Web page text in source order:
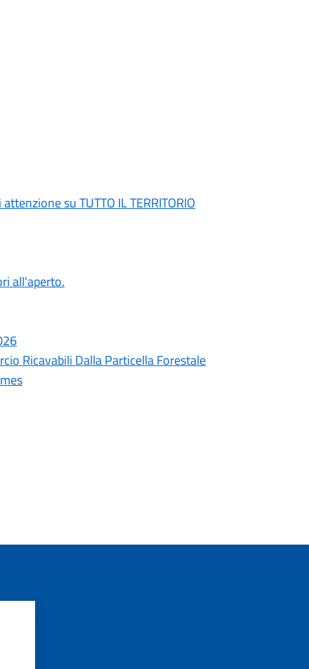
su TUTTO IL TERRITORIO
all'aperto.
Ricavabili Dalla Particella Forestale